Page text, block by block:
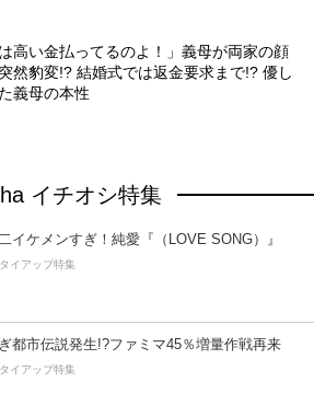
は高い金払ってるのよ！」義母が両家の顔
然豹変!? 結婚式では返金要求まで!? 優し
義母の本性
イチオシ特集
イケメンすぎ！純愛『（LOVE SONG）』
イアップ特集
都市伝説発生!?ファミマ45％増量作戦再来
イアップ特集